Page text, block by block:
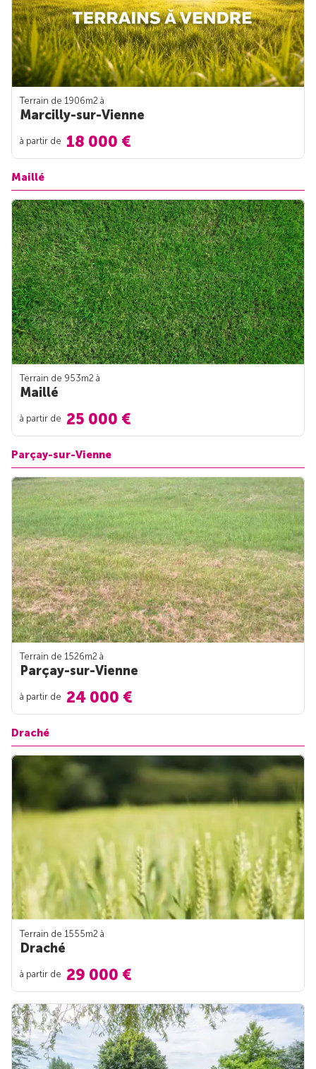
Terrain de 1906m2 à
Marcilly-sur-Vienne
à partir de 18 000 €
Maillé
Terrain de 953m2 à
Maillé
à partir de 25 000 €
Parçay-sur-Vienne
Terrain de 1526m2 à
Parçay-sur-Vienne
à partir de 24 000 €
Draché
Terrain de 1555m2 à
Draché
à partir de 29 000 €